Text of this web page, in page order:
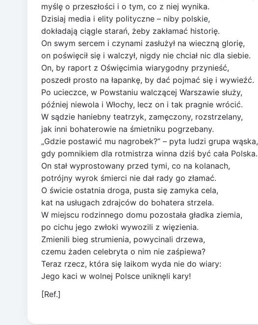
myślę o przeszłości i o tym, co z niej wynika.
Dzisiaj media i elity polityczne – niby polskie,
dokładają ciągle starań, żeby zakłamać historię.
On swym sercem i czynami zasłużył na wieczną glorię,
on poświęcił się i walczył, nigdy nie chciał nic dla siebie.
On, by raport z Oświęcimia wiarygodny przynieść,
poszedł prosto na łapankę, by dać pojmać się i wywieźć.
Po ucieczce, w Powstaniu walczącej Warszawie służy,
później niewola i Włochy, lecz on i tak pragnie wrócić.
W sądzie haniebny teatrzyk, zamęczony, rozstrzelany,
jak inni bohaterowie na śmietniku pogrzebany.
„Gdzie postawić mu nagrobek?” – pyta ludzi grupa wąska,
gdy pomnikiem dla rotmistrza winna dziś być cała Polska.
On stał wyprostowany przed tymi, co na kolanach,
potrójny wyrok śmierci nie dał rady go złamać.
O świcie ostatnia droga, pusta się zamyka cela,
kat na usługach zdrajców do bohatera strzela.
W miejscu rodzinnego domu pozostała gładka ziemia,
po cichu jego zwłoki wywozili z więzienia.
Zmienili bieg strumienia, powycinali drzewa,
czemu żaden celebryta o nim nie zaśpiewa?
Teraz rzecz, która się laikom wyda nie do wiary:
Jego kaci w wolnej Polsce uniknęli kary!
[Ref.]